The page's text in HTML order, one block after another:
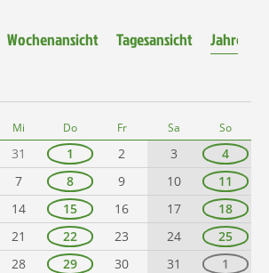
Wochenansicht Tagesansicht
Mi Do Fr Sa So
31 1 2 3
4
7 8 9 10
11
14 15 16 17
18
21 22 23 24
25
28 29 30 31 1